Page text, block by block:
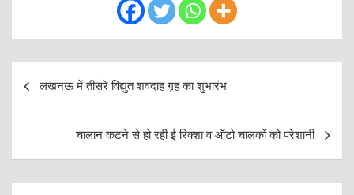
लखनऊ में तीसरे विद्युत शवदाह गृह का शुभारंभ
चालान कटने से हो रही ई रिक्‍शा व ऑटो चालकों को परेशानी